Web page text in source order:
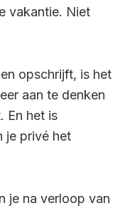
vakantie. Niet
opschrijft, is het
aan te denken
En het is
je privé het
je na verloop van